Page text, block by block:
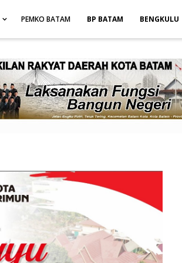
PEMKO BATAM BP BATAM BENGKULU